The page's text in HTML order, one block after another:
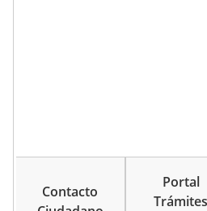
Contacto
Portal
Trámites